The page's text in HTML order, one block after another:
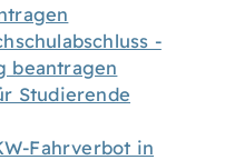
-
beantragen
Studierende
Fahrverbot in